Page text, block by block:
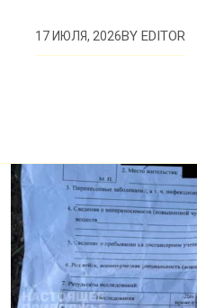
17 ИЮЛЯ, 2026BYEDITOR